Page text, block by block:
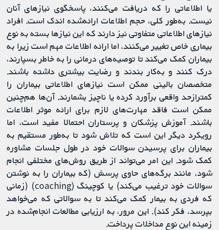
یا اطلاعاتی را که دریافت می‌کنند، پاسخگوی نیازهای آنان
نیست. به‌طور کلی، حجم اطلاعات ارائه‌شده اندک است. افراد
نیازهای اطلاعاتی متفاوتی نیز دارند که این نیازها بسته به نوع
بیماری خاص تغییر می‌کنند، اما ارائه اطلاعات مهم است زیرا به
بیماران کمک می‌کند تا توصیه‌های درمانی را به خاطر بسپارند،
درک کنند و به‌کار بندند و رضایت بیشتری داشته باشند.
متخصصان بالینی ممکن است نیازهای اطلاعاتی بیماران را
کمترازحد واقعی برآورد کرده یا ناچیز بشمارند. آن‌ها هم‌چنین
ممکن است فاقد مهارت‌های لازم برای ارائه موثر اطلاعات
باشند. آموزش پزشکان و پرستاران احتمالا مفید است، اما
رویکرد دیگر این است که تلاش شود تا به‌طور مستقیم به
بیماران برای پرسیدن سوالات خود در طول جلسات مشاوره
کمک شود. این امر می‌تواند از طریق روش‌های مختلفی انجام
شود، مانند برگه‌های حاوی پرسش (که بیماران را به نوشتن
سوالات خود ترغیب می‌کند) یا کوچینگ (coaching) (زمانی
که فردی به بیمار کمک می‌کند تا به سوالاتی که می‌خواهد
بپرسد، فکر کند). این مرور، به ارزیابی مطالعات انجام‌شده در
زمینه این نوع مداخلات پرداخت.